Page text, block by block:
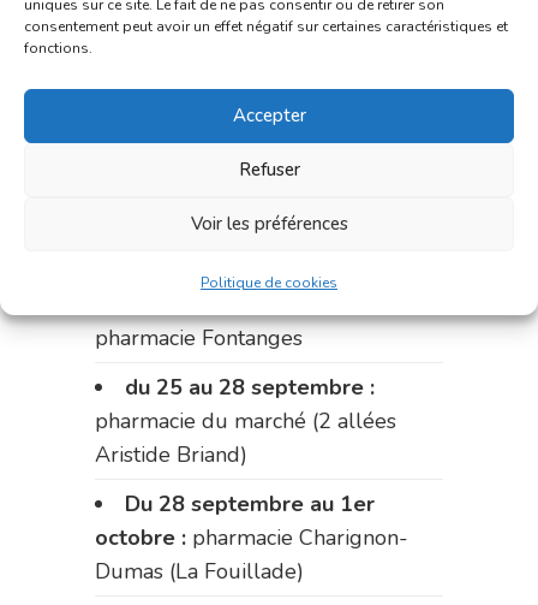
uniques sur ce site. Le fait de ne pas consentir ou de retirer son
consentement peut avoir un effet négatif sur certaines caractéristiques et
fonctions.
Accepter
Refuser
Voir les préférences
Politique de cookies
du 11 au 14 septembre :
République)
Le 14 septembre :pharmacie
Charignon-Dumas (La Fouillade)
du 14 au 18 septembre :
pharmacie Fontanges
du 25 au 28 septembre :
pharmacie du marché (2 allées
Aristide Briand)
Du 28 septembre au 1er
octobre : pharmacie Charignon-
Dumas (La Fouillade)